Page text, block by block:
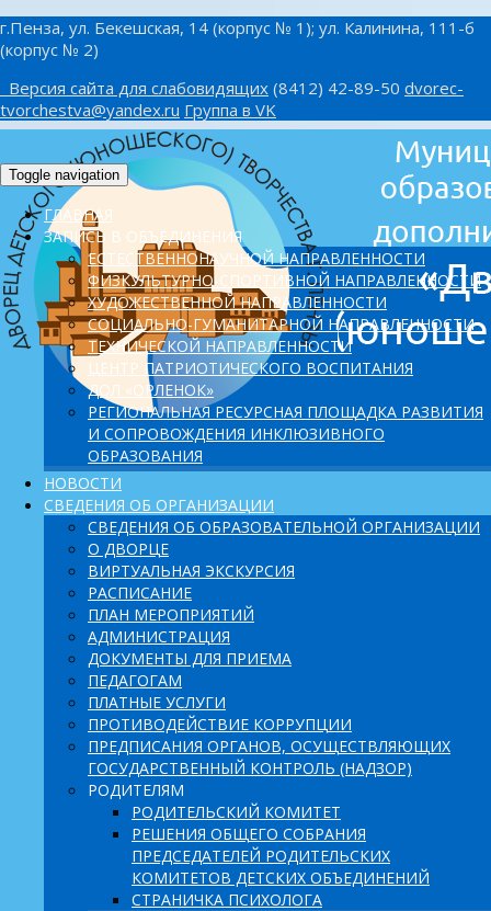
г.Пенза, ул. Бекешская, 14 (корпус № 1); ул. Калинина, 111-б
(корпус № 2)
Версия сайта для слабовидящих (8412) 42-89-50 dvorec-
tvorchestva@yandex.ru Группа в VK
Toggle navigation
ГЛАВНАЯ
ЗАПИСЬ В ОБЪЕДИНЕНИЯ
ЕСТЕСТВЕННОНАУЧНОЙ НАПРАВЛЕННОСТИ
ФИЗКУЛЬТУРНО-СПОРТИВНОЙ НАПРАВЛЕННОСТИ
ХУДОЖЕСТВЕННОЙ НАПРАВЛЕННОСТИ
СОЦИАЛЬНО-ГУМАНИТАРНОЙ НАПРАВЛЕННОСТИ
ТЕХНИЧЕСКОЙ НАПРАВЛЕННОСТИ
ЦЕНТР ПАТРИОТИЧЕСКОГО ВОСПИТАНИЯ
ДОЛ «ОРЛЕНОК»
PЕГИОНАЛЬНАЯ РЕСУРСНАЯ ПЛОЩАДКА РАЗВИТИЯ
И СОПРОВОЖДЕНИЯ ИНКЛЮЗИВНОГО
ОБРАЗОВАНИЯ
НОВОСТИ
СВЕДЕНИЯ ОБ ОРГАНИЗАЦИИ
СВЕДЕНИЯ ОБ ОБРАЗОВАТЕЛЬНОЙ ОРГАНИЗАЦИИ
О ДВОРЦЕ
ВИРТУАЛЬНАЯ ЭКСКУРСИЯ
РАСПИСАНИЕ
ПЛАН МЕРОПРИЯТИЙ
АДМИНИСТРАЦИЯ
ДОКУМЕНТЫ ДЛЯ ПРИЕМА
ПЕДАГОГАМ
ПЛАТНЫЕ УСЛУГИ
ПРОТИВОДЕЙСТВИЕ КОРРУПЦИИ
ПРЕДПИСАНИЯ ОРГАНОВ, ОСУЩЕСТВЛЯЮЩИХ
ГОСУДАРСТВЕННЫЙ КОНТРОЛЬ (НАДЗОР)
РОДИТЕЛЯМ
РОДИТЕЛЬСКИЙ КОМИТЕТ
РЕШЕНИЯ ОБЩЕГО СОБРАНИЯ
ПРЕДСЕДАТЕЛЕЙ РОДИТЕЛЬСКИХ
КОМИТЕТОВ ДЕТСКИХ ОБЪЕДИНЕНИЙ
СТРАНИЧКА ПСИХОЛОГА